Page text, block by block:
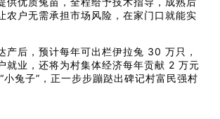
农户无需承担市场风险，在家门口就能实
产后，预计每年可出栏伊拉兔 30 万只，
就业，还将为村集体经济每年贡献 2 万元
小兔子”，正一步步蹦跶出碑记村富民强村